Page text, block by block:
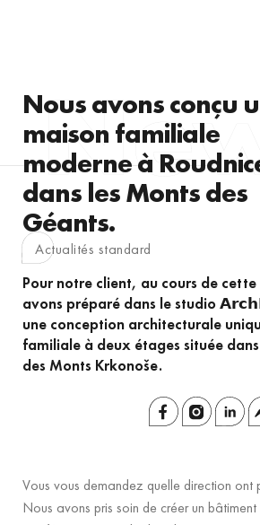
Nous avons conçu
maison familiale
moderne à
dans les Monts des
Géants.
Actualités standard
Pour notre client, au cours de cette
avons préparé dans le studio
une conception architecturale
familiale à deux étages située
des Monts Krkonoše.
Vous vous demandez quelle direction ont
Nous avons pris soin de créer un